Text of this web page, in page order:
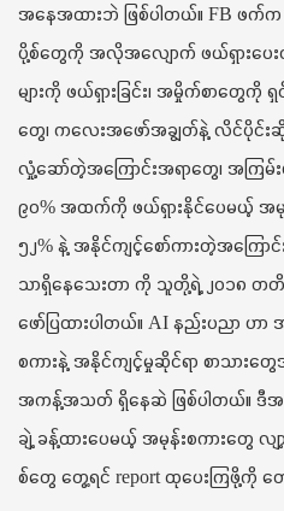
အနေအထားဘဲ ဖြစ်ပါတယ်။ FB ဖ
ပို့စ်တွေကို အလိုအလျောက် ဖယ်ရှားပေ
များကို ဖယ်ရှားခြင်း၊ အမှိုက်စာတွေကို
တွေ၊ ကလေးအဖော်အချွတ်နဲ့ လိင်ပိုင်းဆို
လှုံ့ဆော်တဲ့အကြောင်းအရာတွေ၊ အကြမ်း
၉၀% အထက်ကို ဖယ်ရှားနိုင်ပေမယ့် အမု
၅၂% နဲ့ အနိုင်ကျင့်စော်ကားတဲ့အကြော
သာရှိနေသေးတာ ကို သူတို့ရဲ့ ၂၀၁၈ တ
ဖော်ပြထားပါတယ်။ AI နည်းပညာ
စကားနဲ့ အနိုင်ကျင့်မှုဆိုင်ရာ စာသားတွ
အကန့်အသတ် ရှိနေဆဲ ဖြစ်ပါတယ်။ ဒီ
ချဲ့ ခန့်ထားပေမယ့် အမုန်းစကားတွေ လျ
စ်တွေ တွေ့ရင် report ထုပေးကြဖို့ကို တ